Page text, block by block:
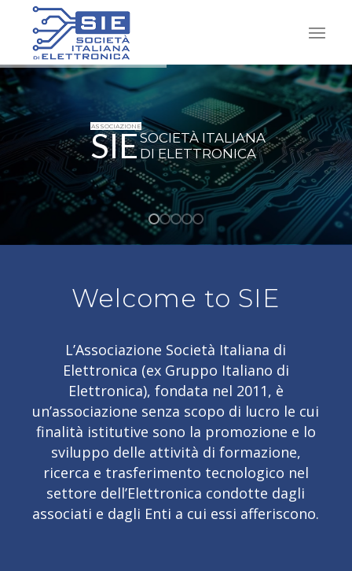
SIESOCIETÀ ITALIANA
DI ELETTRONICA
ASSOCIAZIONE
Welcome to SIE
L’Associazione Società Italiana di
Elettronica (ex Gruppo Italiano di
Elettronica), fondata nel 2011, è
un’associazione senza scopo di lucro le cui
finalità istitutive sono la promozione e lo
sviluppo delle attività di formazione,
ricerca e trasferimento tecnologico nel
settore dell’Elettronica condotte dagli
associati e dagli Enti a cui essi afferiscono.